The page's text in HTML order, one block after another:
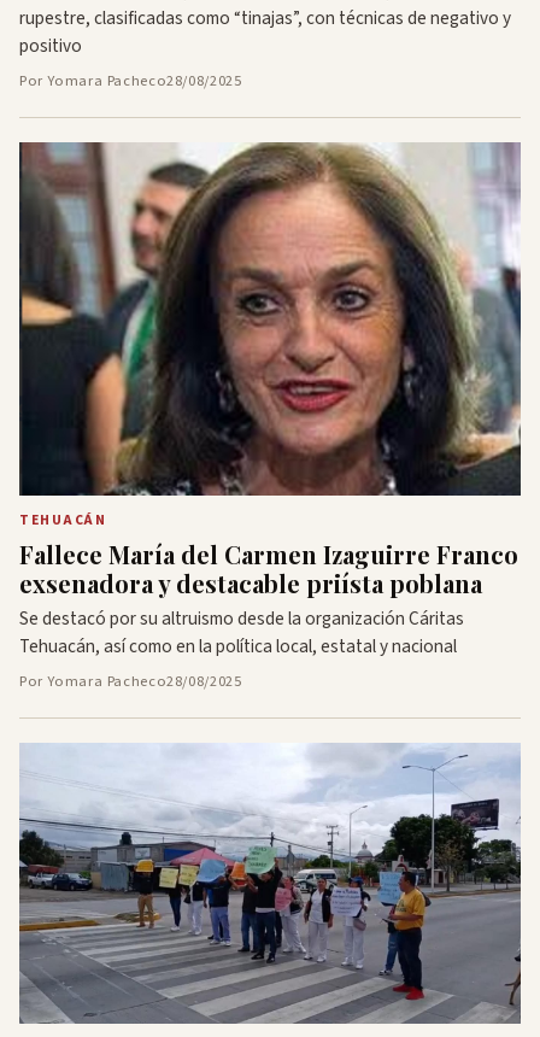
rupestre, clasificadas como “tinajas”, con técnicas de negativo y
positivo
Por Yomara Pacheco28/08/2025
TEHUACÁN
Fallece María del Carmen Izaguirre Franco
exsenadora y destacable priísta poblana
Se destacó por su altruismo desde la organización Cáritas
Tehuacán, así como en la política local, estatal y nacional
Por Yomara Pacheco28/08/2025